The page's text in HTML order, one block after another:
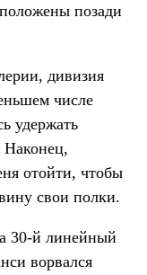
позади
дивизия
числе
удержать
Наконец,
отойти, чтобы
свои полки.
30-й линейный
ворвался